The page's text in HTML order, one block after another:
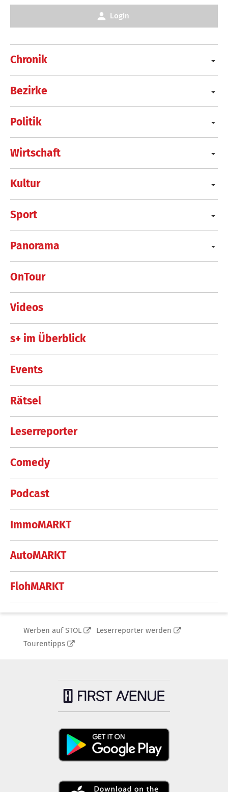
Chronik
Bezirke
Politik
Wirtschaft
Kultur
Sport
Panorama
OnTour
Videos
s+ im Überblick
Events
Rätsel
Leserreporter
Comedy
Podcast
ImmoMARKT
AutoMARKT
FlohMARKT
Login
Werben auf STOL
Leserreporter werden
Tourentipps